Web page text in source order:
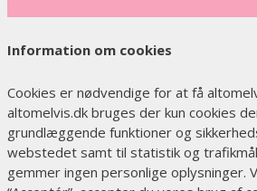
Information om cookies
Cookies er nødvendige for at få
altomelvis.dk bruges der kun cookies
grundlæggende funktioner og
webstedet samt til statistik og
gemmer ingen personlige oplysninger.